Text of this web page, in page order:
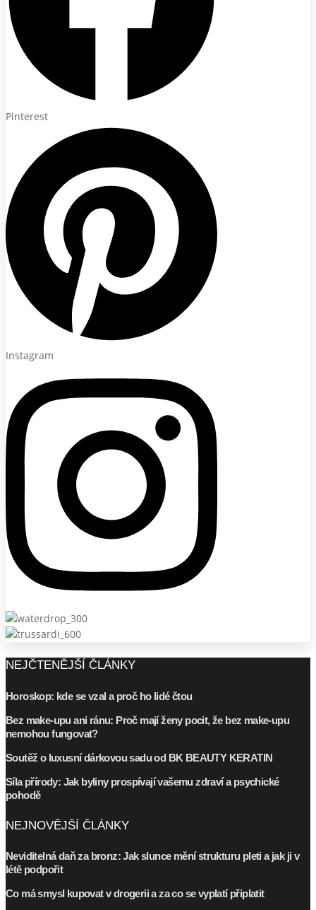
Pinterest
Instagram
NEJČTENĚJŠÍ ČLÁNKY
Horoskop: kde se vzal a proč ho lidé čtou
Bez make-upu ani ránu: Proč mají ženy pocit, že bez make-upu
nemohou fungovat?
Soutěž o luxusní dárkovou sadu od BK BEAUTY KERATIN
Síla přírody: Jak byliny prospívají vašemu zdraví a psychické
pohodě
NEJNOVĚJŠÍ ČLÁNKY
Neviditelná daň za bronz: Jak slunce mění strukturu pleti a jak ji v
létě podpořit
Co má smysl kupovat v drogerii a za co se vyplatí připlatit